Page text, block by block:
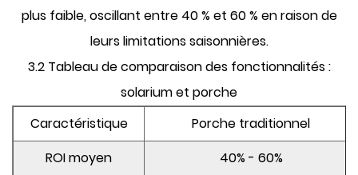
plus faible, oscillant entre 40 % et 60 % en raison de
leurs limitations saisonnières.
3.2 Tableau de comparaison des fonctionnalités :
solarium et porche
Caractéristique
Porche traditionnel
ROI moyen
40% - 60%